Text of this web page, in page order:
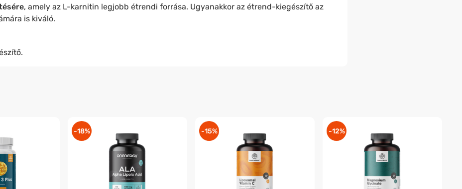
, amely az L-karnitin legjobb étrendi forrása. Ugyanakkor az étrend-kiegészítő az
is kiváló.
-18% -15% -12%